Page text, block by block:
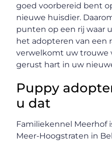
goed voorbereid bent
nieuwe huisdier.
punten op een rij waar
het adopteren van een
verwelkomt uw trouwe
gerust hart in uw
Puppy
u dat
Familiekennel Meerhof
Meer-Hoogstraten in